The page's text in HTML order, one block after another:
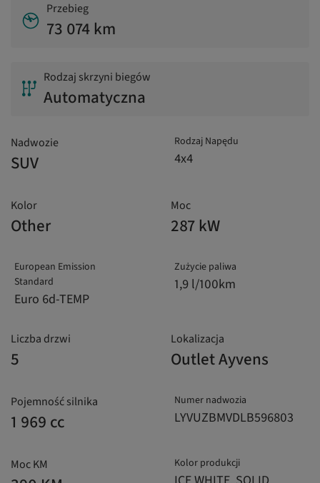
Przebieg
73 074 km
Rodzaj skrzyni biegów
Automatyczna
Nadwozie
SUV
Rodzaj Napędu
4x4
Kolor
Other
Moc
287 kW
European Emission
Standard
Euro 6d-TEMP
Zużycie paliwa
1,9 l/100km
Liczba drzwi
5
Lokalizacja
Outlet Ayvens
Pojemność silnika
1 969 cc
Numer nadwozia
LYVUZBMVDLB596803
Moc KM Kolor produkcji